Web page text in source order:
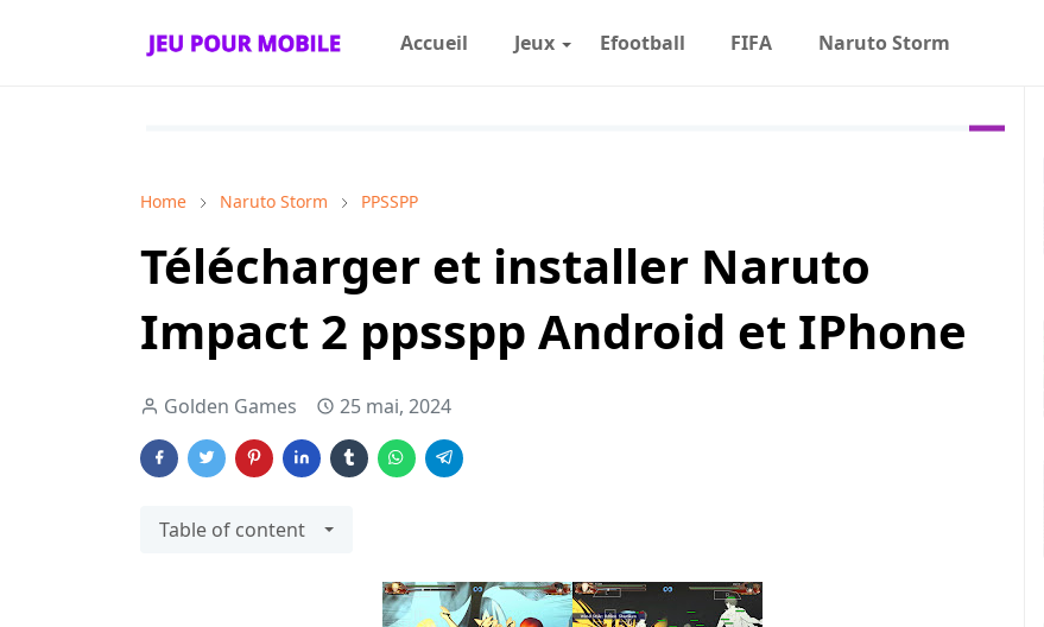
Accueil Jeux Efootball FIFA Naruto Storm
Home Naruto Storm PPSSPP
Télécharger et installer Naruto
Impact 2 ppsspp Android et IPhone
Golden Games 25 mai, 2024
Table of content